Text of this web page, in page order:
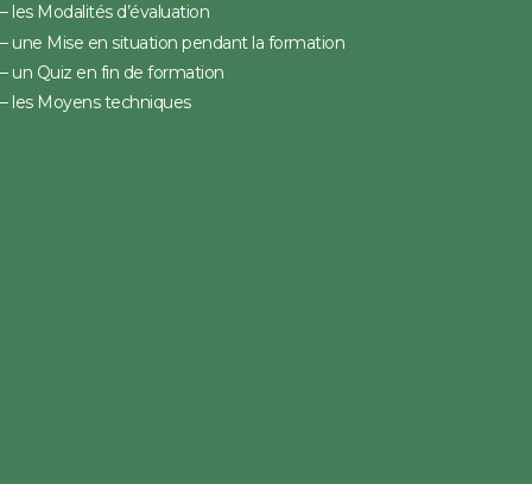
– les Modalités d’évaluation
– une Mise en situation pendant la formation
– un Quiz en fin de formation
– les Moyens techniques